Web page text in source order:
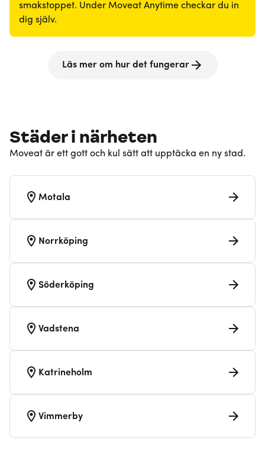
smakstoppet. Under Moveat Anytime checkar du in
dig själv.
Läs mer om hur det fungerar
Städer i närheten
Moveat är ett gott och kul sätt att upptäcka en ny stad.
Motala
Norrköping
Söderköping
Vadstena
Katrineholm
Vimmerby